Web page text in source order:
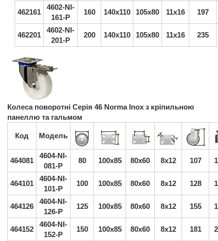
462161
4602-NI-
161-P
160 140x110 105x80 11x16 197
462201
4602-NI-
201-P
200 140x110 105x80 11x16 235
Колеса поворотні Серія 46 Norma Inox з кріпильною
панеллю та гальмом
Код Модель
464081
4604-NI-
081-P
80 100x85 80x60 8x12 107
464101
4604-NI-
101-P
100 100x85 80x60 8x12 128
464126
4604-NI-
126-P
125 100x85 80x60 8x12 155
464152
4604-NI-
152-P
150 100x85 80x60 8x12 181